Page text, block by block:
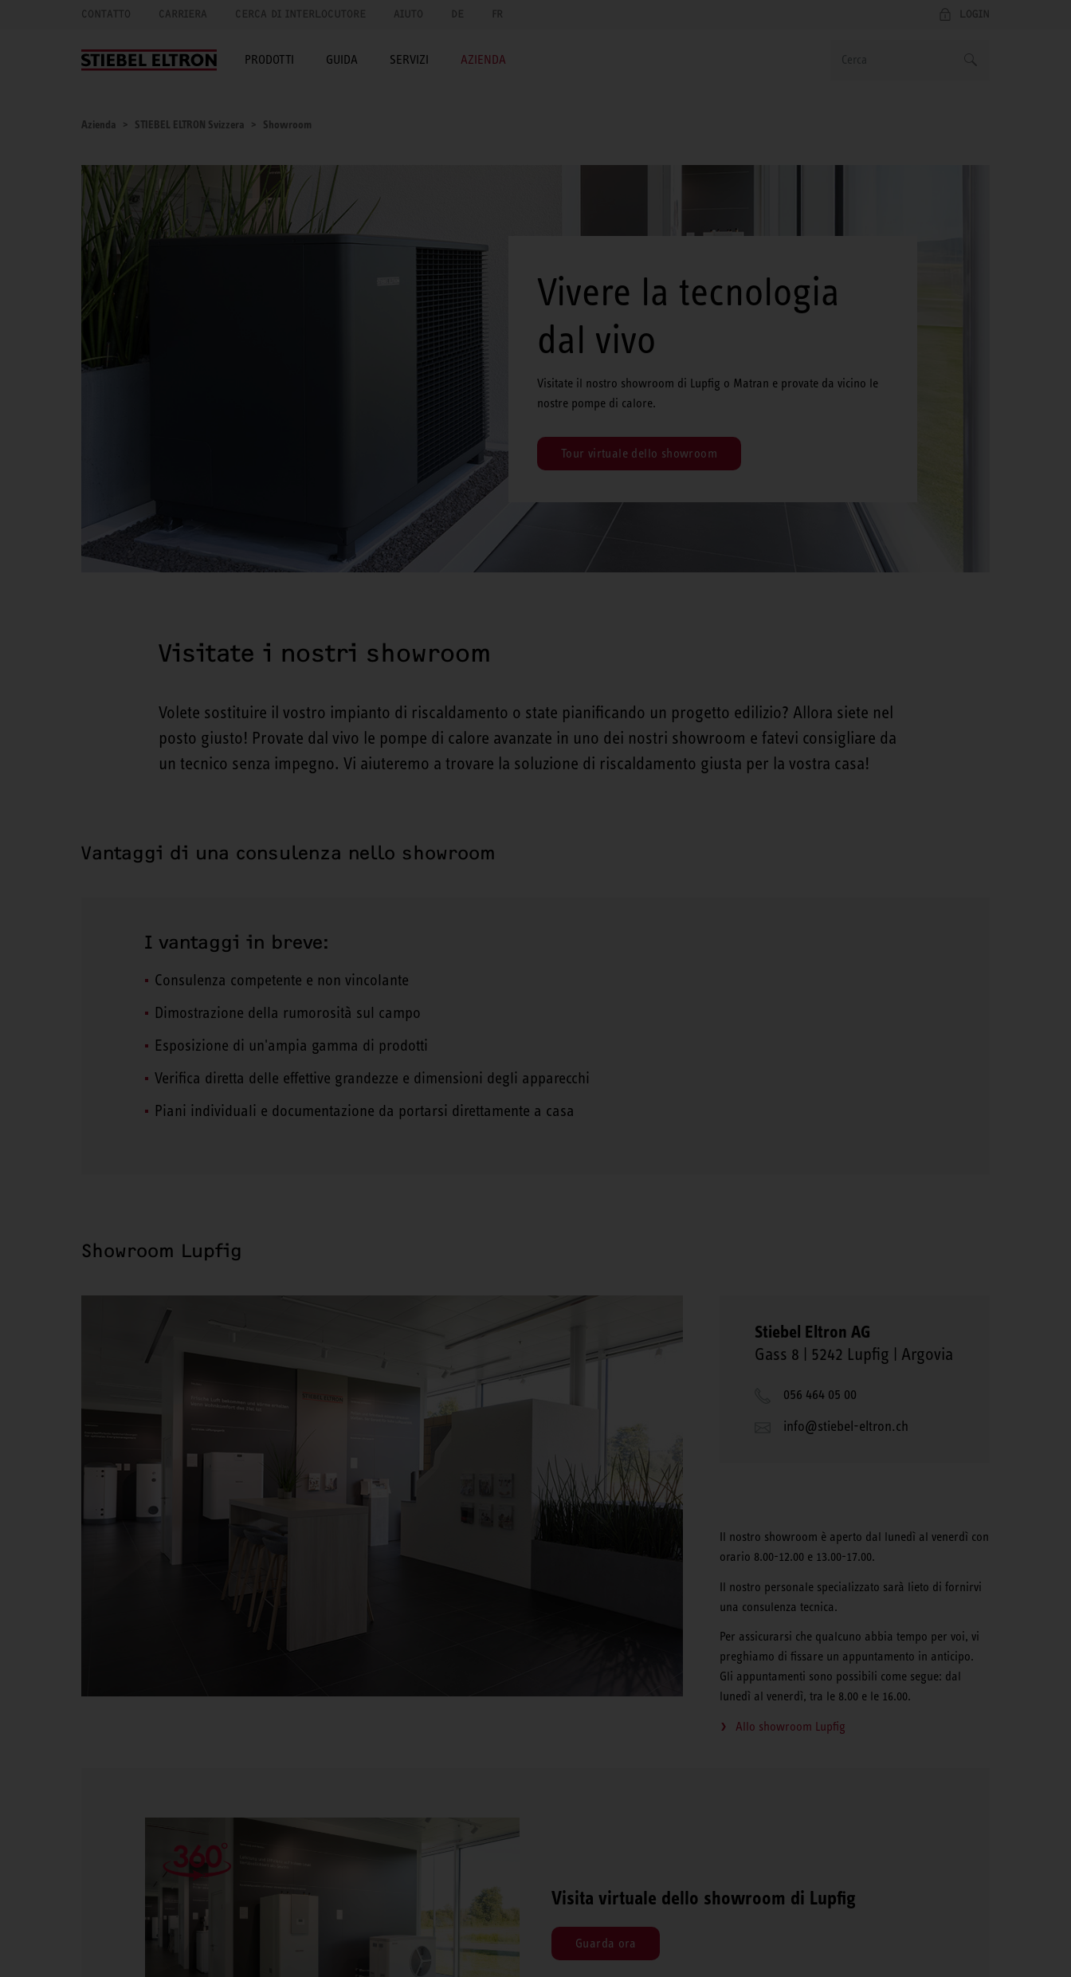
CONTATTO CARRIERA CERCA DI INTERLOCUTORE AIUTO DE FR LOGIN
PRODOTTI GUIDA SERVIZI AZIENDA
Azienda STIEBEL ELTRON Svizzera Showroom
Vivere la tecnologia
dal vivo
Visitate il nostro showroom di Lupfig o Matran e provate da vicino le
nostre pompe di calore.
Tour virtuale dello showroom
Visitate i nostri showroom
Volete sostituire il vostro impianto di riscaldamento o state pianificando un progetto edilizio? Allora siete nel
posto giusto! Provate dal vivo le pompe di calore avanzate in uno dei nostri showroom e fatevi consigliare da
un tecnico senza impegno. Vi aiuteremo a trovare la soluzione di riscaldamento giusta per la vostra casa!
Vantaggi di una consulenza nello showroom
I vantaggi in breve:
Consulenza competente e non vincolante
Dimostrazione della rumorosità sul campo
Esposizione di un'ampia gamma di prodotti
Verifica diretta delle effettive grandezze e dimensioni degli apparecchi
Piani individuali e documentazione da portarsi direttamente a casa
Showroom Lupfig
Stiebel Eltron AG
Gass 8 | 5242 Lupfig | Argovia
056 464 05 00
info@stiebel-eltron.ch
Il nostro showroom è aperto dal lunedì al venerdì con
orario 8.00-12.00 e 13.00-17.00.
Il nostro personale specializzato sarà lieto di fornirvi
una consulenza tecnica.
Per assicurarsi che qualcuno abbia tempo per voi, vi
preghiamo di fissare un appuntamento in anticipo.
Gli appuntamenti sono possibili come segue: dal
lunedì al venerdì, tra le 8.00 e le 16.00.
Allo showroom Lupfig
Visita virtuale dello showroom di Lupfig
Guarda ora